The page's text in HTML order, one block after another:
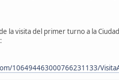
la visita del primer turno a la
106494463000766231133/